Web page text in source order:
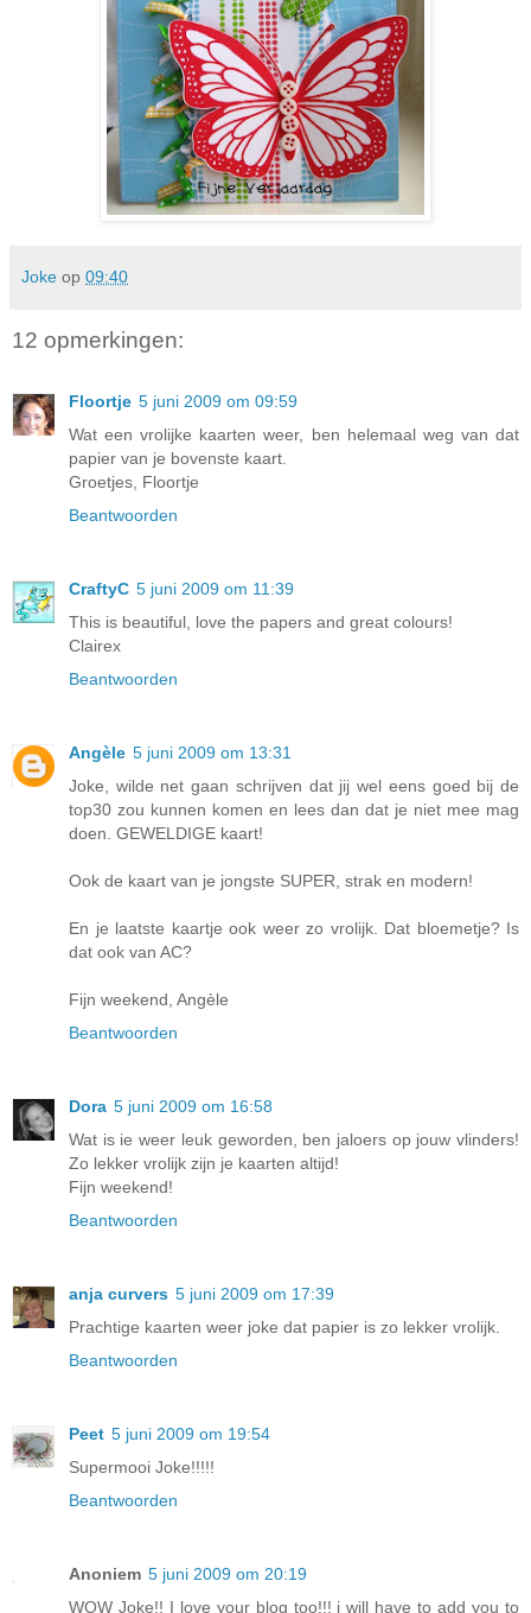
Joke op 09:40
12 opmerkingen:
Floortje 5 juni 2009 om 09:59
Wat een vrolijke kaarten weer, ben helemaal weg van dat
papier van je bovenste kaart.
Groetjes, Floortje
Beantwoorden
CraftyC 5 juni 2009 om 11:39
This is beautiful, love the papers and great colours!
Clairex
Beantwoorden
Angèle 5 juni 2009 om 13:31
Joke, wilde net gaan schrijven dat jij wel eens goed bij de
top30 zou kunnen komen en lees dan dat je niet mee mag
doen. GEWELDIGE kaart!
Ook de kaart van je jongste SUPER, strak en modern!
En je laatste kaartje ook weer zo vrolijk. Dat bloemetje? Is
dat ook van AC?
Fijn weekend, Angèle
Beantwoorden
Dora 5 juni 2009 om 16:58
Wat is ie weer leuk geworden, ben jaloers op jouw vlinders!
Zo lekker vrolijk zijn je kaarten altijd!
Fijn weekend!
Beantwoorden
anja curvers 5 juni 2009 om 17:39
Prachtige kaarten weer joke dat papier is zo lekker vrolijk.
Beantwoorden
Peet 5 juni 2009 om 19:54
Supermooi Joke!!!!!
Beantwoorden
Anoniem 5 juni 2009 om 20:19
WOW Joke!! I love your blog too!!! i will have to add you to